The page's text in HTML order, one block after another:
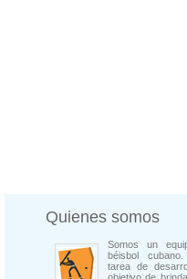
Quienes somos
Somos un
béisbol
tarea de